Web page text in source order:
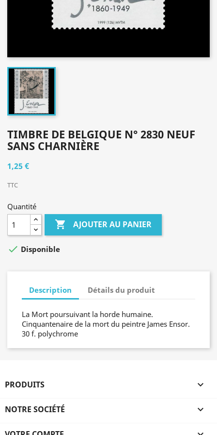
TIMBRE DE BELGIQUE N° 2830 NEUF
SANS CHARNIÈRE
1,25 €
TTC
Quantité
 AJOUTER AU PANIER
 Disponible
Description Détails du produit
La Mort poursuivant la horde humaine.
Cinquantenaire de la mort du peintre James Ensor.
30 f. polychrome
PRODUITS 
NOTRE SOCIÉTÉ 